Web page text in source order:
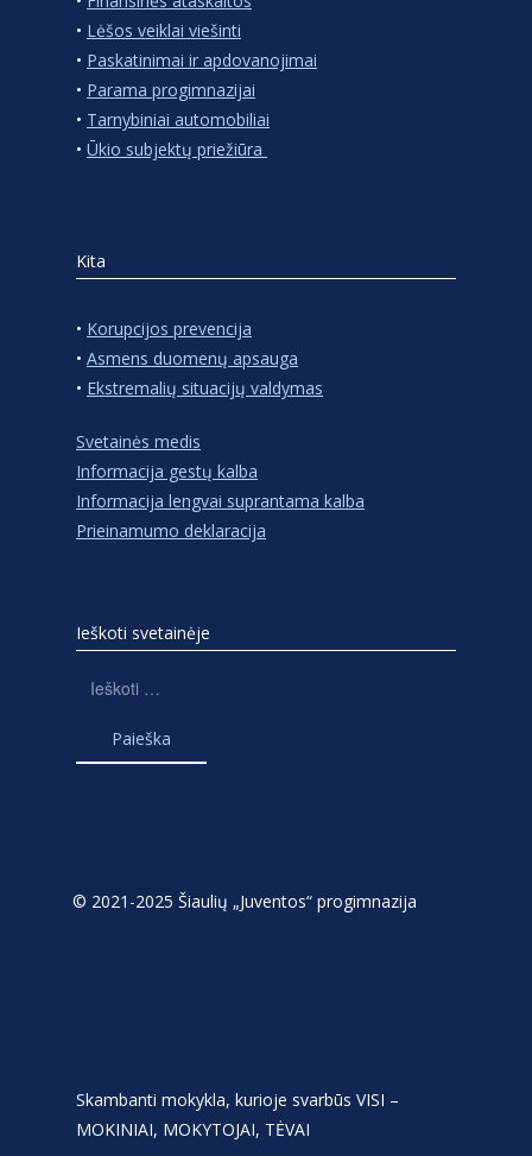
• Lėšos veiklai viešinti
• Paskatinimai ir apdovanojimai
• Parama progimnazijai
• Tarnybiniai automobiliai
• Ūkio subjektų priežiūra
Kita
• Korupcijos prevencija
• Asmens duomenų apsauga
• Ekstremalių situacijų valdymas
Svetainės medis
Informacija gestų kalba
Informacija lengvai suprantama kalba
Prieinamumo deklaracija
Ieškoti svetainėje
© 2021-2025 Šiaulių „Juventos“ progimnazija
Skambanti mokykla, kurioje svarbūs VISI –
MOKINIAI, MOKYTOJAI, TĖVAI